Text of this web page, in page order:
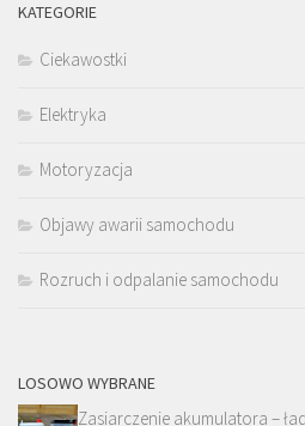
KATEGORIE
Ciekawostki
Elektryka
Motoryzacja
Objawy awarii samochodu
Rozruch i odpalanie samochodu
LOSOWO WYBRANE
Zasiarczenie akumulatora –